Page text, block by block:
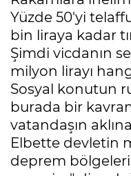
Yüzde 50'yi
bin liraya kadar
Şimdi vicdanın
milyon lirayı
Sosyal konutun
burada bir
vatandaşın
Elbette devletin
deprem